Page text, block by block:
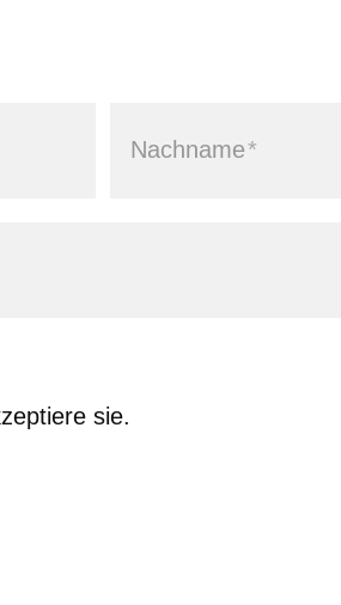
Nachname*
gegeben wird,
kann.
sie.